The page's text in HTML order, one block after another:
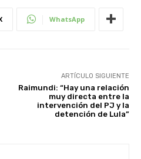
WhatsApp
ARTÍCULO SIGUIENTE
Raimundi: “Hay una relación
muy directa entre la
intervención del PJ y la
detención de Lula”